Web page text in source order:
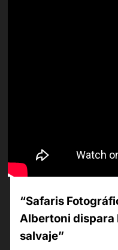
“Safaris
Albertoni dispara
salvaje”